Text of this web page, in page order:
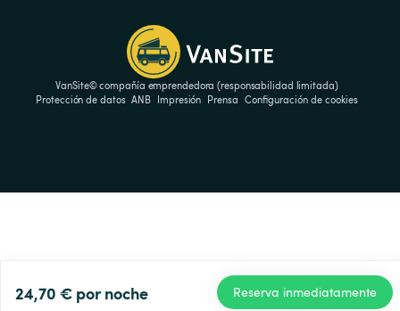
24,70 € por noche Reserva inmediatamente
VanSite© compañía emprendedora (responsabilidad limitada)
Protección de datos ANB Impresión Prensa Configuración de cookies